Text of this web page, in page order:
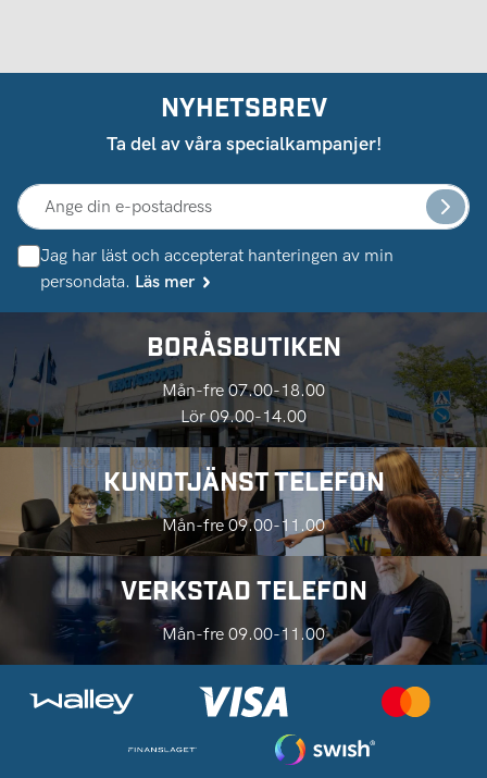
NYHETSBREV
Ta del av våra specialkampanjer!
Jag har läst och accepterat hanteringen av min
persondata. Läs mer
BORÅSBUTIKEN
Mån-fre 07.00-18.00
Lör 09.00-14.00
KUNDTJÄNST TELEFON
Mån-fre 09.00-11.00
VERKSTAD TELEFON
Mån-fre 09.00-11.00